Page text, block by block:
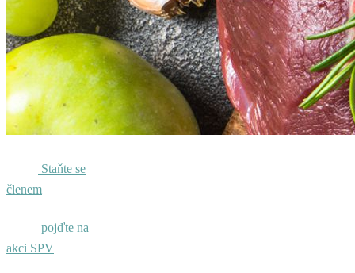
Staňte se
členem
pojďte na
akci SPV